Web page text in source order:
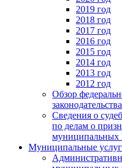
2019 год
2018 год
2017 год
2016 год
2015 год
2014 год
2013 год
2012 год
Обзор
законодательства
Сведения о
по делам о
Муниципальные